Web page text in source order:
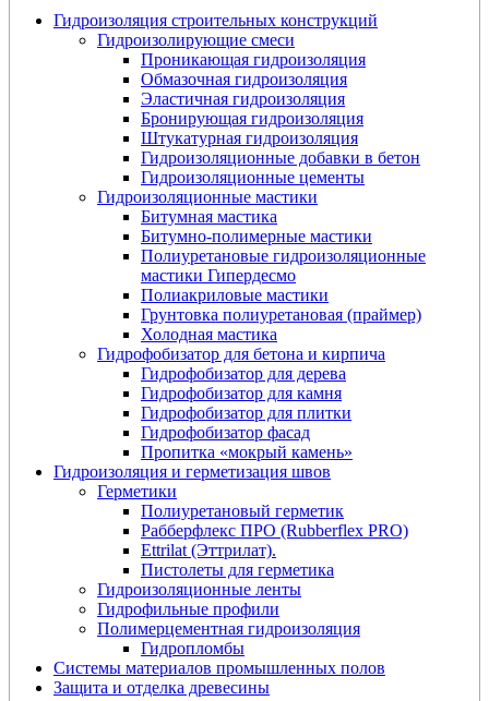
Гидроизоляция строительных конструкций
Гидроизолирующие смеси
Проникающая гидроизоляция
Обмазочная гидроизоляция
Эластичная гидроизоляция
Бронирующая гидроизоляция
Штукатурная гидроизоляция
Гидроизоляционные добавки в бетон
Гидроизоляционные цементы
Гидроизоляционные мастики
Битумная мастика
Битумно-полимерные мастики
Полиуретановые гидроизоляционные
мастики Гипердесмо
Полиакриловые мастики
Грунтовка полиуретановая (праймер)
Холодная мастика
Гидрофобизатор для бетона и кирпича
Гидрофобизатор для дерева
Гидрофобизатор для камня
Гидрофобизатор для плитки
Гидрофобизатор фасад
Пропитка «мокрый камень»
Гидроизоляция и герметизация швов
Герметики
Полиуретановый герметик
Рабберфлекс ПРО (Rubberflex PRO)
Ettrilat (Эттрилат).
Пистолеты для герметика
Гидроизоляционные ленты
Гидрофильные профили
Полимерцементная гидроизоляция
Гидропломбы
Системы материалов промышленных полов
Защита и отделка древесины